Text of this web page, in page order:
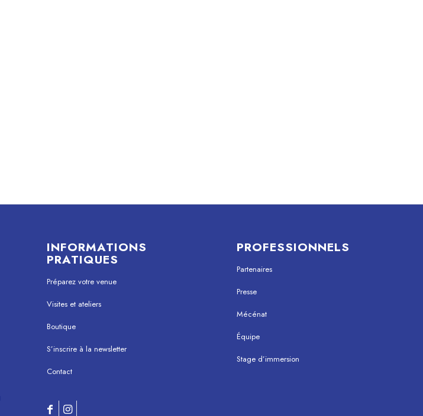
INFORMATIONS
PRATIQUES
Préparez votre venue
Visites et ateliers
Boutique
S’inscrire à la newsletter
Contact
PROFESSIONNELS
Partenaires
Presse
Mécénat
Équipe
Stage d’immersion